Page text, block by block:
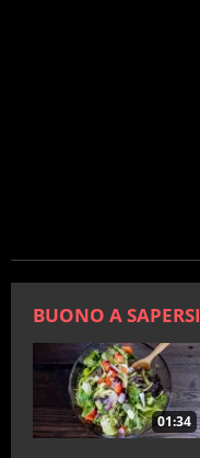
BUONO A SAPERSI
01:34